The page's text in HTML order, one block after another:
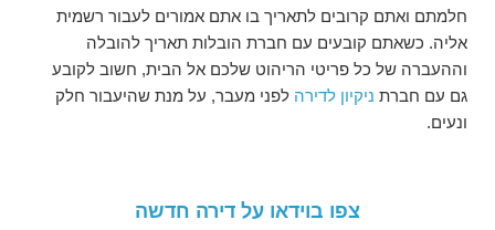
חלמתם ואתם קרובים לתאריך בו אתם אמורים לעבור רשמית
אליה. כשאתם קובעים עם חברת הובלות תאריך להובלה
וההעברה של כל פריטי הריהוט שלכם אל הבית, חשוב לקובע
גם עם חברת ניקיון לדירה לפני מעבר, על מנת שהיעבור חלק
ונעים.
צפו בוידאו על דירה חדשה